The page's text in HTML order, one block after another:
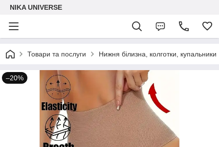
NIKA UNIVERSE
Товари та послуги Нижня білизна, колготки, купальники
–20%